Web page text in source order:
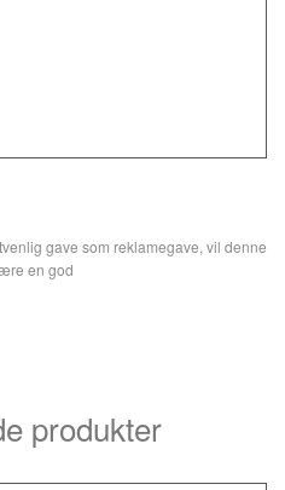
gave som reklamegave, vil denne
en god
produkter